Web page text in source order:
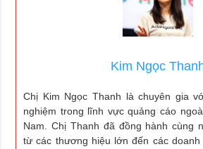
Kim Ngọc
Chị Kim Ngọc Thanh là chuyên gia
nghiệm trong lĩnh vực quảng cáo
Nam. Chị Thanh đã đồng hành cùng
từ các thương hiệu lớn đến các